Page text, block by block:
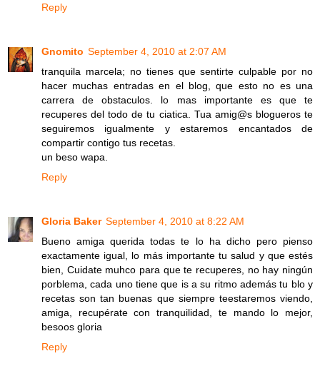
Reply
Gnomito September 4, 2010 at 2:07 AM
tranquila marcela; no tienes que sentirte culpable por no
hacer muchas entradas en el blog, que esto no es una
carrera de obstaculos. lo mas importante es que te
recuperes del todo de tu ciatica. Tua amig@s blogueros te
seguiremos igualmente y estaremos encantados de
compartir contigo tus recetas.
un beso wapa.
Reply
Gloria Baker September 4, 2010 at 8:22 AM
Bueno amiga querida todas te lo ha dicho pero pienso
exactamente igual, lo más importante tu salud y que estés
bien, Cuidate muhco para que te recuperes, no hay ningún
porblema, cada uno tiene que is a su ritmo además tu blo y
recetas son tan buenas que siempre teestaremos viendo,
amiga, recupérate con tranquilidad, te mando lo mejor,
besoos gloria
Reply